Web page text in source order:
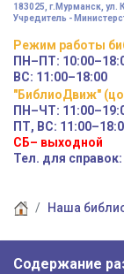
183025, г.Мурманск, ул.
Учредитель -
Режим работы
ПН–ПТ:
ВС: 11:00–18:00
"БиблиоДвиж"
ПН–ЧТ:
ПТ, ВС:
СБ– выходной
Тел. для
Наша
Содержание